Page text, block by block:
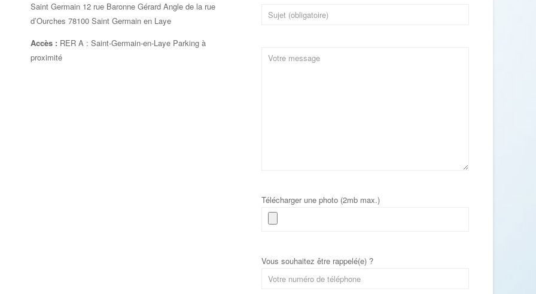
Saint Germain 12 rue Baronne Gérard Angle de la rue
d’Ourches 78100 Saint Germain en Laye
Accès : RER A : Saint-Germain-en-Laye Parking à
proximité
Télécharger une photo (2mb max.)
Vous souhaitez être rappelé(e) ?